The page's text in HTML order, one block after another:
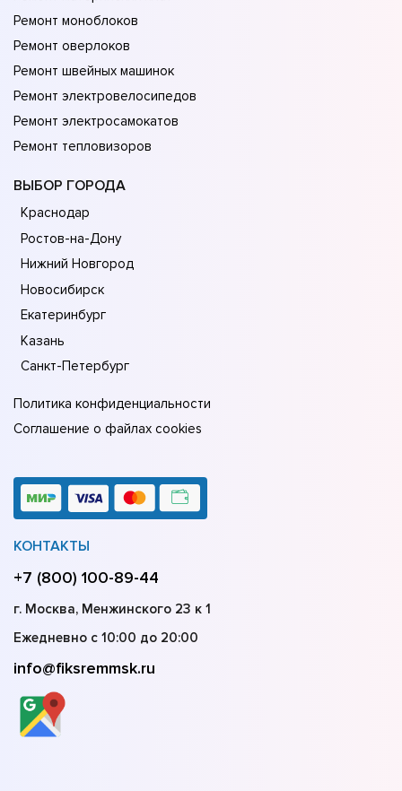
Ремонт моноблоков
Ремонт оверлоков
Ремонт швейных машинок
Ремонт электровелосипедов
Ремонт электросамокатов
Ремонт тепловизоров
ВЫБОР ГОРОДА
Краснодар
Ростов-на-Дону
Нижний Новгород
Новосибирск
Екатеринбург
Казань
Санкт-Петербург
Политика конфиденциальности
Соглашение о файлах cookies
КОНТАКТЫ
+7 (800) 100-89-44
г. Москва, Менжинского 23 к 1
Ежедневно с 10:00 до 20:00
info@fiksremmsk.ru